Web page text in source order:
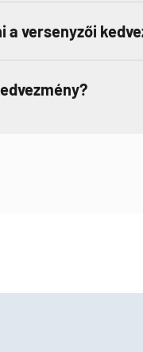
a versenyzői